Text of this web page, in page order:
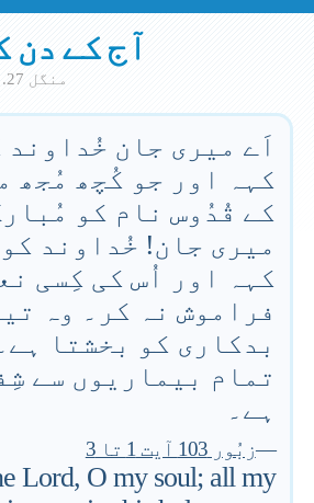
آج کے دن
منگل 27. دسمبر 2022
اَے میری جان خُداوند
کہہ اور جو کُچھ مُجھ
کے قُدُوس نام کو
میری جان! خُداوند
کہہ اور اُس کی کِسی
فراموش نہ کر۔ وہ
بدکاری کو بخشتا
تمام بیماریوں سے
ہے۔
—زبُور 103 آیت 1 تا 3
Lord, O my soul; all my